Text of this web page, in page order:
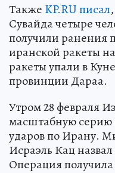
Также KP.RU писал
Сувайда четыре
получили ранения
иранской ракеты
ракеты упали в
провинции Дараа.
Утром 28 февраля
масштабную серию
ударов по Ирану.
Исраэль Кац
Операция